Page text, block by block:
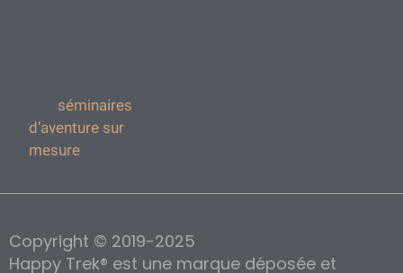
séminaires
d’aventure sur
mesure
Copyright © 2019-2025
Happy Trek® est une marque déposée et